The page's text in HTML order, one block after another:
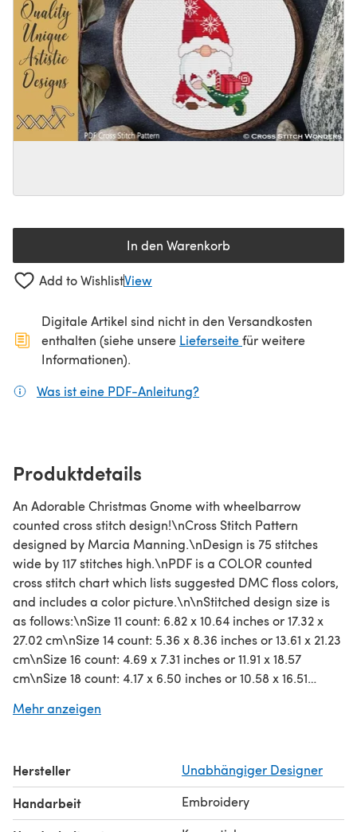
In den Warenkorb
Add to WishlistView
Digitale Artikel sind nicht in den Versandkosten
enthalten (siehe unsere Lieferseite(öffnet sich in
für weitere
Informationen).
Was ist eine PDF-Anleitung?
Produktdetails
An Adorable Christmas Gnome with wheelbarrow
counted cross stitch design!\nCross Stitch Pattern
designed by Marcia Manning.\nDesign is 75 stitches
wide by 117 stitches high.\nPDF is a COLOR counted
cross stitch chart which lists suggested DMC floss colors,
and includes a color picture.\n\nStitched design size is
as follows:\nSize 11 count: 6.82 x 10.64 inches or 17.32 x
27.02 cm\nSize 14 count: 5.36 x 8.36 inches or 13.61 x 21.23
cm\nSize 16 count: 4.69 x 7.31 inches or 11.91 x 18.57
cm\nSize 18 count: 4.17 x 6.50 inches or 10.58 x 16.51
Mehr anzeigen
Hersteller Unabhängiger Designer
Handarbeit Embroidery